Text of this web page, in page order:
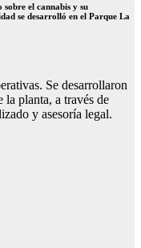
el cannabis y su
se desarrolló en el Parque La
Se desarrollaron
planta, a través de
y asesoría legal.